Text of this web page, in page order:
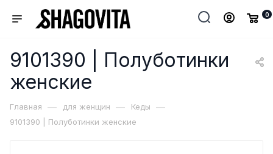
0
9101390 | Полуботинки
женские
Главная — для женщин — Кеды —
9101390 | Полуботинки женские